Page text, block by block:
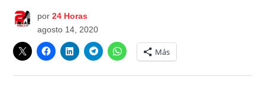
por 24 Horas
agosto 14, 2020
Más